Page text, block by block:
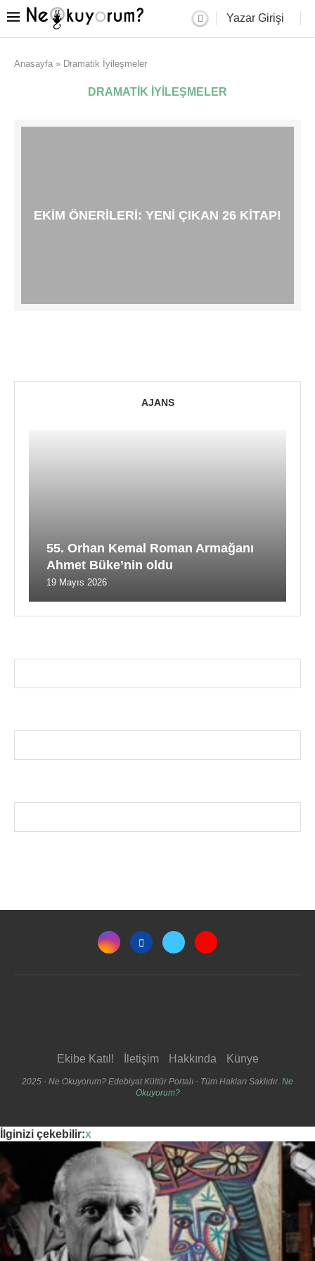
Yazar Girişi
Anasayfa » Dramatik İyileşmeler
DRAMATIK İYILEŞMELER
EKIM ÖNERILERI: YENI ÇIKAN 26 KITAP!
AJANS
55. Orhan Kemal Roman Armağanı
Ahmet Büke’nin oldu
19 Mayıs 2026
Ekibe Katıl! İletişim Hakkında Künye
2025 - Ne Okuyorum? Edebiyat Kültür Portalı - Tüm Hakları Saklıdır. Ne
Okuyorum?
İlginizi çekebilir:x